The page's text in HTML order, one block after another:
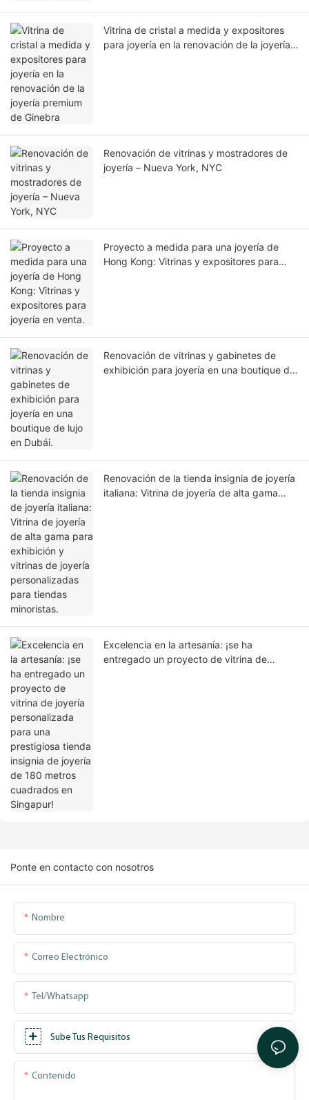
Vitrina de cristal a medida y expositores
para joyería en la renovación de la joyería
Renovación de vitrinas y mostradores de
joyería – Nueva York, NYC
Proyecto a medida para una joyería de
Hong Kong: Vitrinas y expositores para
Renovación de vitrinas y gabinetes de
exhibición para joyería en una boutique de
Renovación de la tienda insignia de joyería
italiana: Vitrina de joyería de alta gama
Excelencia en la artesanía: ¡se ha
entregado un proyecto de vitrina de
Ponte en contacto con nosotros
Nombre
Correo Electrónico
Tel/whatsapp
Sube Tus Requisitos
Contenido